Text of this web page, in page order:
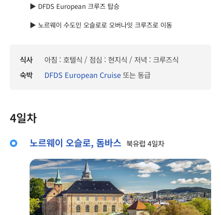
▶ DFDS European 크루즈 탑승
▶ 노르웨이 수도인 오슬로로 오버나잇 크루즈로 이동
식사
아침 : 호텔식 / 점심 : 현지식 / 저녁 : 크루즈식
숙박
DFDS European Cruise또는 동급
4일차
노르웨이 오슬로, 돔바스 북유럽 4일차